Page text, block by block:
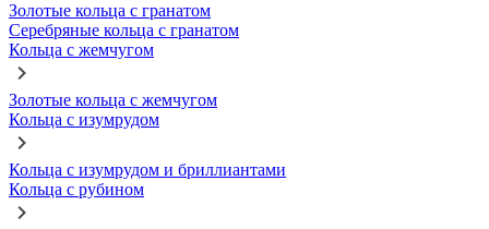
Золотые кольца с гранатом
Серебряные кольца с гранатом
Кольца с жемчугом
Золотые кольца с жемчугом
Кольца с изумрудом
Кольца с изумрудом и бриллиантами
Кольца с рубином